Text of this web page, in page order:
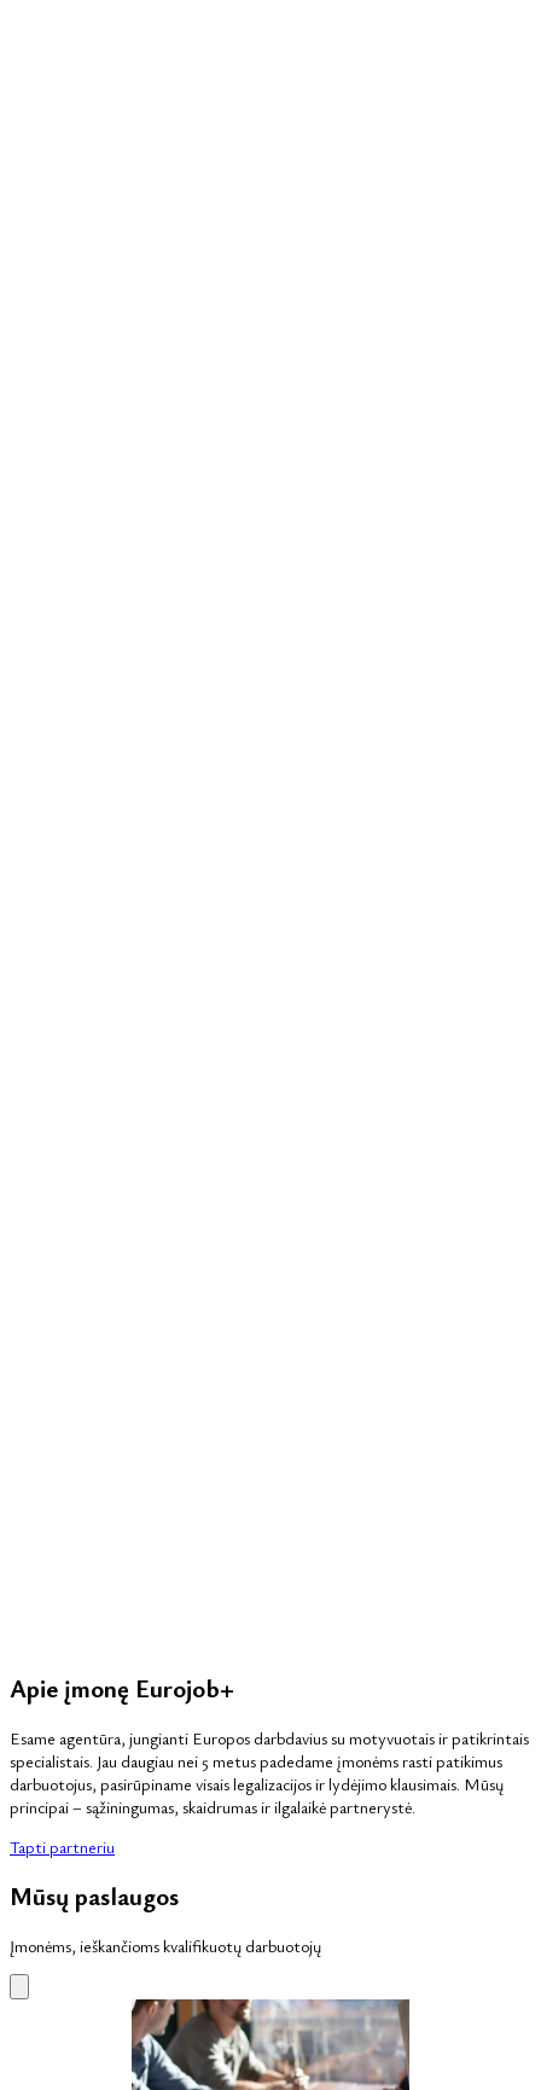
Apie įmonę Eurojob+
Esame agentūra, jungianti Europos darbdavius su motyvuotais ir patikrintais
specialistais. Jau daugiau nei 5 metus padedame įmonėms rasti patikimus
darbuotojus, pasirūpiname visais legalizacijos ir lydėjimo klausimais. Mūsų
principai – sąžiningumas, skaidrumas ir ilgalaikė partnerystė.
Tapti partneriu
Mūsų paslaugos
Įmonėms, ieškančioms kvalifikuotų darbuotojų